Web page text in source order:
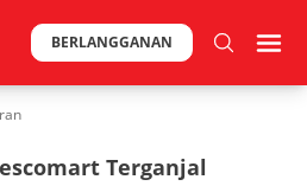
BERLANGGANAN
Terganjal